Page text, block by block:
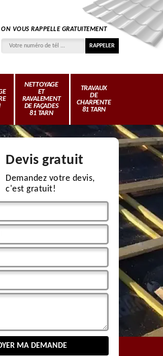
ON VOUS RAPPELLE GRATUITEMENT
NETTOYAGE
ET
RAVALEMENT
DE FAÇADES
81 TARN
TRAVAUX
DE
CHARPENTE
81 TARN
Devis gratuit
Demandez votre devis,
c'est gratuit!